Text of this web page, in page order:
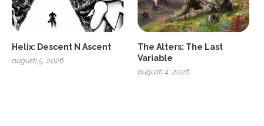
Helix: Descent N Ascent
augusti 5, 2026
The Alters: The Last
Variable
augusti 4, 2026